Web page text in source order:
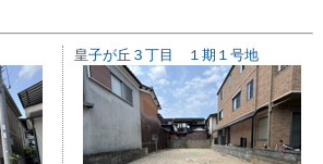
皇子が丘３丁目 １期１号地